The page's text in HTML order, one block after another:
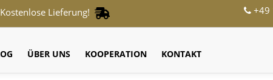
Kostenlose Lieferung! +49
ÜBER UNS KOOPERATION KONTAKT